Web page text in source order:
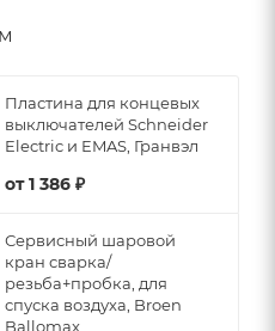
Пластина для концевых
выключателей Schneider
Electric и EMAS, Гранвэл
от1 386 ₽
Сервисный шаровой
кран сварка/
резьба+пробка, для
спуска воздуха, Broen
Ballomax